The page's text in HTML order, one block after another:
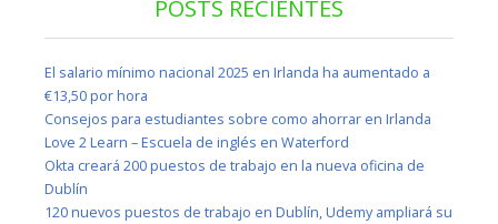
POSTS RECIENTES
El salario mínimo nacional 2025 en Irlanda ha aumentado a
€13,50 por hora
Consejos para estudiantes sobre como ahorrar en Irlanda
Love 2 Learn – Escuela de inglés en Waterford
Okta creará 200 puestos de trabajo en la nueva oficina de
Dublín
120 nuevos puestos de trabajo en Dublín, Udemy ampliará su